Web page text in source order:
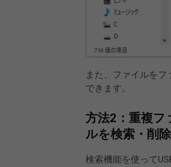
また、ファイルをフ
できます。
方法2：重複フ
ルを検索・削
検索機能を使って